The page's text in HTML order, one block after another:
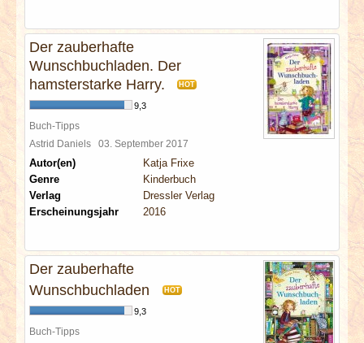
Der zauberhafte
Wunschbuchladen. Der
hamsterstarke Harry.
HOT
9,3
Buch-Tipps
Astrid Daniels 03. September 2017
Autor(en)
Katja Frixe
Genre
Kinderbuch
Verlag
Dressler Verlag
Erscheinungsjahr
2016
Der zauberhafte
Wunschbuchladen
HOT
9,3
Buch-Tipps